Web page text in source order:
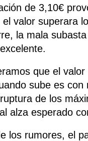
de 3,10€
valor superara
la mala
que el
sube es
de los
alza esperado
los rumores, el